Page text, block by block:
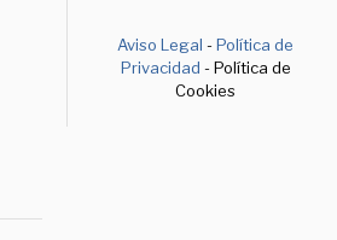
Aviso Legal -Política de
Privacidad - Política de
Cookies